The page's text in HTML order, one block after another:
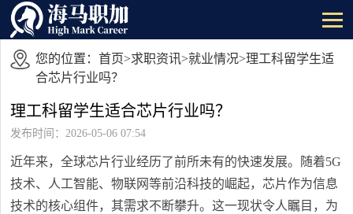
您的位置： 首页>求职资讯>就业情况>理工科留学生适
合芯片行业吗？
理工科留学生适合芯片行业吗？
发布时间：2026-05-06 07:54
近年来，全球芯片行业经历了前所未有的快速发展。随着5G
技术、人工智能、物联网等前沿科技的崛起，芯片作为信息
技术的核心组件，其需求不断攀升。这一现状令人瞩目，为